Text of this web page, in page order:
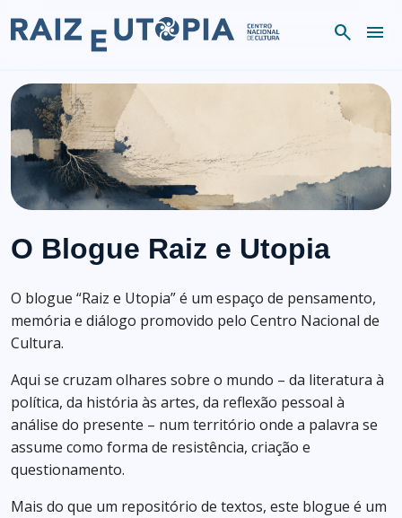
search menu
O Blogue Raiz e Utopia
O blogue “Raiz e Utopia” é um espaço de pensamento,
memória e diálogo promovido pelo Centro Nacional de
Cultura.
Aqui se cruzam olhares sobre o mundo – da literatura à
política, da história às artes, da reflexão pessoal à
análise do presente – num território onde a palavra se
assume como forma de resistência, criação e
questionamento.
Mais do que um repositório de textos, este blogue é um